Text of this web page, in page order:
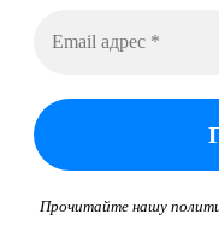
Прочитайте нашу